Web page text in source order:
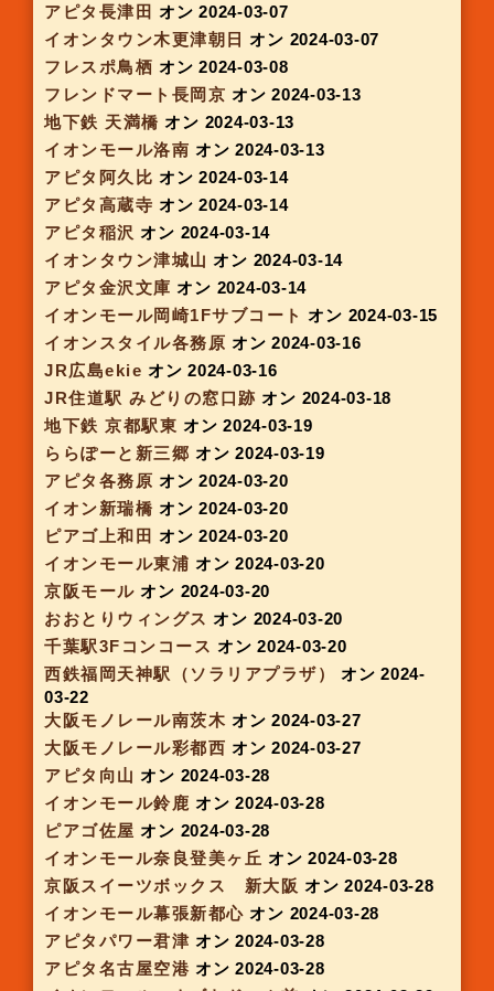
ピアゴ一里山 オン 2024-02-15
Plus on南海なんばオン 2024-02-15
LECTオン 2024-02-16
木の葉モール橋本オン 2024-02-16
JR住道駅 みどりの窓口跡オン 2024-02-21
アピタ名古屋南オン 2024-02-22
アピタ蒲郡オン 2024-02-22
イオンモール ナゴヤドーム前店
アピタ松阪三雲オン 2024-02-22
イオンモール扶桑(POP UP)オン 2024-02-22
イトーヨーカドーあべの店オン 2024-02-22
京阪スイーツボックス天満橋オン 2024-02-22
アピタ木更津オン 2024-02-22
イオンモール成田オン 2024-02-22
ピアゴ知立オン 2024-02-29
アピタ岡崎北オン 2024-02-29
アピタ伊賀上野オン 2024-02-29
イオンモール藤井寺オン 2024-02-29
アピタ横浜綱島オン 2024-02-29
イオンモール成田冨里オン 2024-02-29
京阪スイーツボックス ルクア大阪オン 2024-03-
01
千葉駅3Fコンコース オン 2024-03-01
明石ビブレ2F オン 2024-03-02
地下鉄 西梅田駅
オン 2024-03-05
イトーヨーカドー明石
アピタ安城南オン 2024-03-07
アピタ東海荒尾オン 2024-03-07
ピアゴ甚目寺オン 2024-03-07
イオンタウン四日市泊オン 2024-03-07
京阪スイーツボックス 祇園四条
07
アピタ長津田オン 2024-03-07
イオンタウン木更津朝日 オン 2024-03-07
フレスポ鳥栖オン 2024-03-08
フレンドマート長岡京オン 2024-03-13